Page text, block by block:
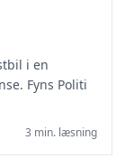
i en
Fyns Politi
3 min. læsning